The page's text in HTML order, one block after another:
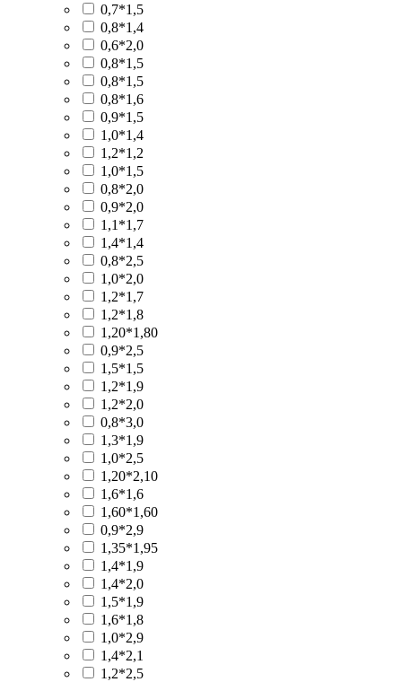
0,7*1,5
0,8*1,4
0,6*2,0
0,8*1,5
0,8*1,5
0,8*1,6
0,9*1,5
1,0*1,4
1,2*1,2
1,0*1,5
0,8*2,0
0,9*2,0
1,1*1,7
1,4*1,4
0,8*2,5
1,0*2,0
1,2*1,7
1,2*1,8
1,20*1,80
0,9*2,5
1,5*1,5
1,2*1,9
1,2*2,0
0,8*3,0
1,3*1,9
1,0*2,5
1,20*2,10
1,6*1,6
1,60*1,60
0,9*2,9
1,35*1,95
1,4*1,9
1,4*2,0
1,5*1,9
1,6*1,8
1,0*2,9
1,4*2,1
1,2*2,5